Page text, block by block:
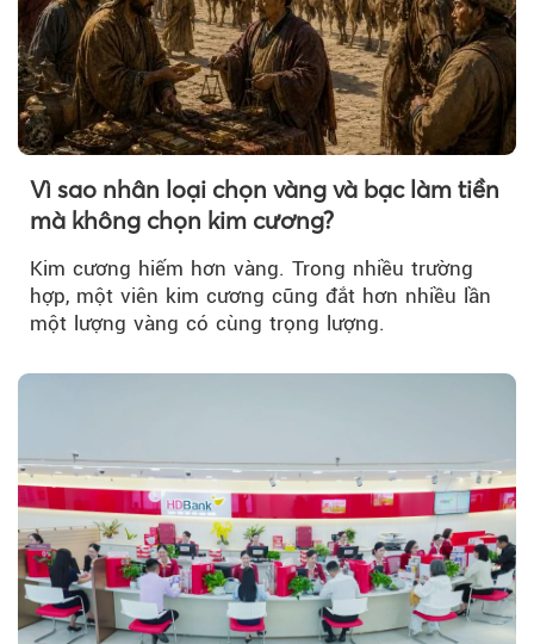
Vì sao nhân loại chọn vàng và bạc làm tiền
mà không chọn kim cương?
Kim cương hiếm hơn vàng. Trong nhiều trường
hợp, một viên kim cương cũng đắt hơn nhiều lần
một lượng vàng có cùng trọng lượng.